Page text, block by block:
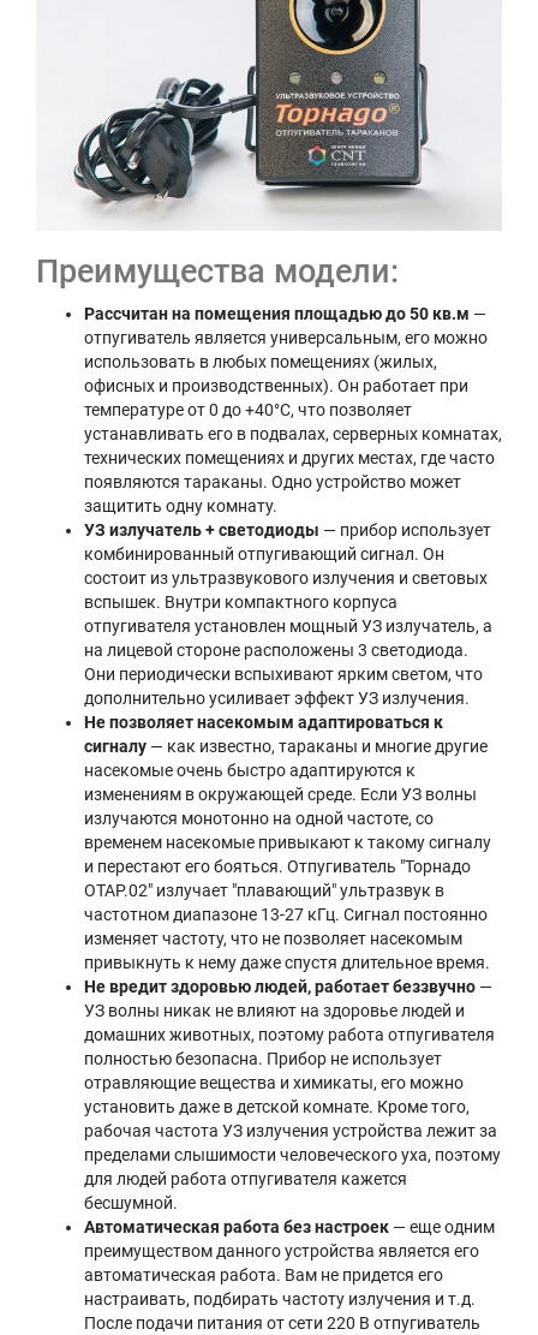
Преимущества модели:
Рассчитан на помещения площадью до 50 кв.м —
отпугиватель является универсальным, его можно
использовать в любых помещениях (жилых,
офисных и производственных). Он работает при
температуре от 0 до +40°С, что позволяет
устанавливать его в подвалах, серверных комнатах,
технических помещениях и других местах, где часто
появляются тараканы. Одно устройство может
защитить одну комнату.
УЗ излучатель + светодиоды — прибор использует
комбинированный отпугивающий сигнал. Он
состоит из ультразвукового излучения и световых
вспышек. Внутри компактного корпуса
отпугивателя установлен мощный УЗ излучатель, а
на лицевой стороне расположены 3 светодиода.
Они периодически вспыхивают ярким светом, что
дополнительно усиливает эффект УЗ излучения.
Не позволяет насекомым адаптироваться к
сигналу — как известно, тараканы и многие другие
насекомые очень быстро адаптируются к
изменениям в окружающей среде. Если УЗ волны
излучаются монотонно на одной частоте, со
временем насекомые привыкают к такому сигналу
и перестают его бояться. Отпугиватель "Торнадо
ОТАР.02" излучает "плавающий" ультразвук в
частотном диапазоне 13-27 кГц. Сигнал постоянно
изменяет частоту, что не позволяет насекомым
привыкнуть к нему даже спустя длительное время.
Не вредит здоровью людей, работает беззвучно —
УЗ волны никак не влияют на здоровье людей и
домашних животных, поэтому работа отпугивателя
полностью безопасна. Прибор не использует
отравляющие вещества и химикаты, его можно
установить даже в детской комнате. Кроме того,
рабочая частота УЗ излучения устройства лежит за
пределами слышимости человеческого уха, поэтому
для людей работа отпугивателя кажется
бесшумной.
Автоматическая работа без настроек — еще одним
преимуществом данного устройства является его
автоматическая работа. Вам не придется его
настраивать, подбирать частоту излучения и т.д.
После подачи питания от сети 220 В отпугиватель